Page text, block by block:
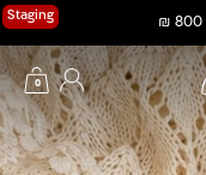
Staging
0
החשבון שלי